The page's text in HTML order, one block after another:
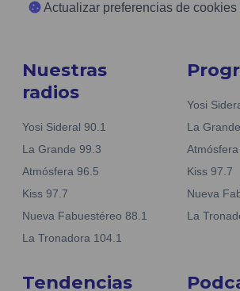
Actualizar preferencias de cookies
Nuestras
radios
Yosi Sideral 90.1
La Grande 99.3
Atmósfera 96.5
Kiss 97.7
Nueva Fabuestéreo 88.1
La Tronadora 104.1
Yosi
La
Kiss 97.7
Nueva
La
Tendencias